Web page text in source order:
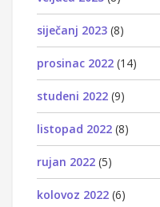
siječanj 2023 (8)
prosinac 2022 (14)
studeni 2022 (9)
listopad 2022 (8)
rujan 2022 (5)
kolovoz 2022 (6)